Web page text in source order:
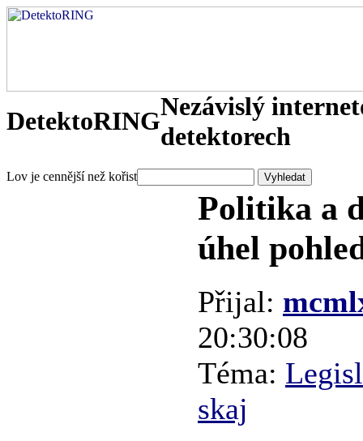
DetektoRINGNezávislý
detektorech
Lov je cennější než kořist
Politika a
úhel
Přijal:
20:30:08
Téma:
skaj